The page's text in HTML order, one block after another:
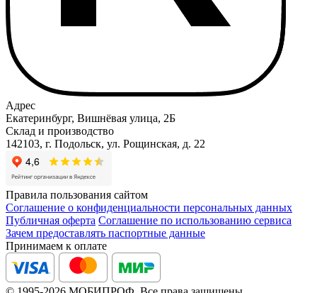
Адрес
Екатеринбург, Вишнёвая улица, 2Б
Склад и производство
142103, г. Подольск, ул. Рощинская, д. 22
Правила пользования сайтом
Соглашение о конфиденциальности персональных данных
Публичная оферта Соглашение по использованию сервиса
Зачем предоставлять паспортные данные
Принимаем к оплате